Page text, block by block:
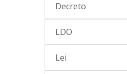
Decreto
LDO
Lei